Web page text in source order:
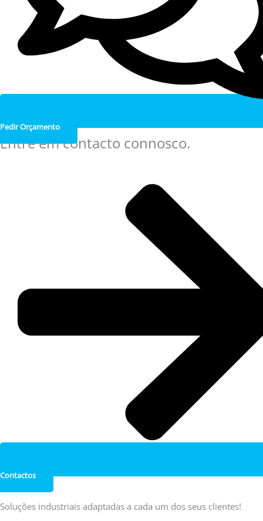
Pedir Orçamento
Entre em contacto connosco.
Contactos
Soluções industriais adaptadas a cada um dos seus clientes!